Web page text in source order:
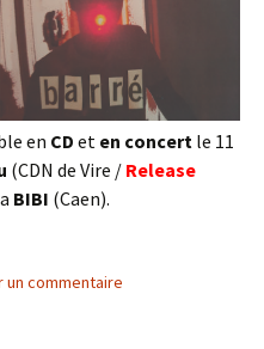
en CD et en concert le 11
(CDN de Vire / Release
BIBI (Caen).
un commentaire